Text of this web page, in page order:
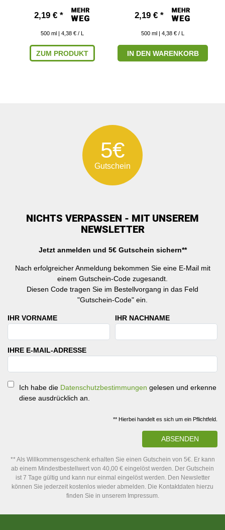
2,19 € *
500 ml | 4,38 € / L
ZUM PRODUKT
2,19 € *
500 ml | 4,38 € / L
IN DEN WARENKORB
5€
Gutschein
NICHTS VERPASSEN - MIT UNSEREM
NEWSLETTER
Jetzt anmelden und 5€ Gutschein sichern**
Nach erfolgreicher Anmeldung bekommen Sie eine E-Mail mit
einem Gutschein-Code zugesandt.
Diesen Code tragen Sie im Bestellvorgang in das Feld
"Gutschein-Code" ein.
IHR VORNAME IHR NACHNAME
IHRE E-MAIL-ADRESSE
Ich habe die Datenschutzbestimmungen gelesen und erkenne
diese ausdrücklich an.
** Hierbei handelt es sich um ein Pflichtfeld.
ABSENDEN
** Als Willkommensgeschenk erhalten Sie einen Gutschein von 5€. Er kann
ab einem Mindestbestellwert von 40,00 € eingelöst werden. Der Gutschein
ist 7 Tage gültig und kann nur einmal eingelöst werden. Den Newsletter
können Sie jederzeit kostenlos wieder abmelden. Die Kontaktdaten hierzu
finden Sie in unserem Impressum.